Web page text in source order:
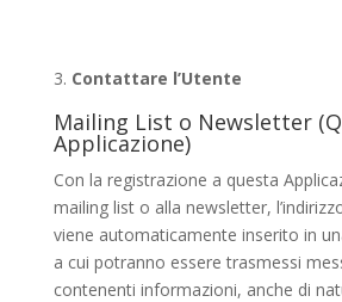
Contattare l’Utente
Mailing List o Newsletter
Applicazione)
Con la registrazione a questa
mailing list o alla newsletter,
viene automaticamente inserito in
a cui potranno essere trasmessi
contenenti informazioni, anche di